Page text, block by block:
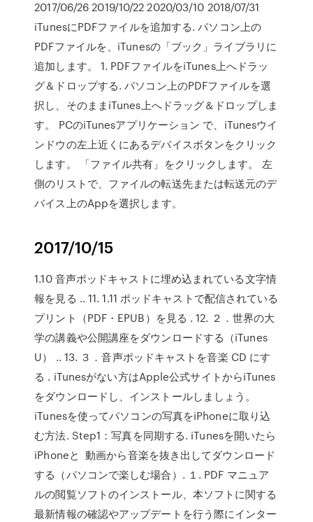
2017/06/26 2019/10/22 2020/03/10 2018/07/31
iTunesにPDFファイルを追加する. パソコン上の
PDFファイルを、iTunesの「ブック」ライブラリに
追加します。 1. PDFファイルをiTunes上へドラッ
グ＆ドロップする. パソコン上のPDFファイルを選
択し、そのままiTunes上へドラッグ＆ドロップしま
す。 PCのiTunesアプリケーション で、iTunesウイ
ンドウの左上近くにあるデバイスボタンをクリック
します。 「ファイル共有」をクリックします。 左
側のリストで、ファイルの転送先または転送元のデ
バイス上のAppを選択します。
2017/10/15
1.10 音声ポッドキャストに埋め込まれている文字情
報を見る .. 11. 1.11 ポッドキャストで配信されている
プリント（PDF・EPUB）を見る . 12. ２．世界の大
学の講義や公開講座をダウンロードする（iTunes
U） .. 13. ３．音声ポッドキャストを音楽 CD にす
る . iTunesがない方はApple公式サイトからiTunes
をダウンロードし、インストールしましょう。
iTunesを使ってパソコンの写真をiPhoneに取り込
む方法. Step1：写真を同期する. iTunesを開いたら
iPhoneと 動画から音楽を抜き出してダウンロード
する（パソコンで楽しむ場合）. １. PDF マニュア
ルの閲覧ソフトのインストール、本ソフトに関する
最新情報の確認やアップデートを行う際にインター